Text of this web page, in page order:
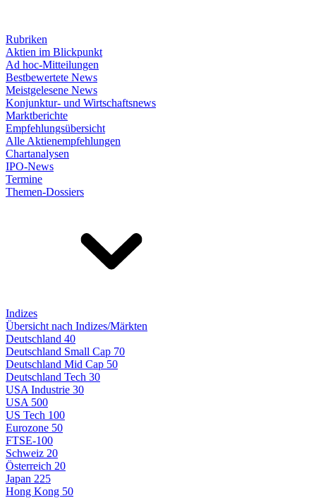
Rubriken
Aktien im Blickpunkt
Ad hoc-Mitteilungen
Bestbewertete News
Meistgelesene News
Konjunktur- und Wirtschaftsnews
Marktberichte
Empfehlungsübersicht
Alle Aktienempfehlungen
Chartanalysen
IPO-News
Termine
Themen-Dossiers
Indizes
Übersicht nach Indizes/Märkten
Deutschland 40
Deutschland Small Cap 70
Deutschland Mid Cap 50
Deutschland Tech 30
USA Industrie 30
USA 500
US Tech 100
Eurozone 50
FTSE-100
Schweiz 20
Österreich 20
Japan 225
Hong Kong 50